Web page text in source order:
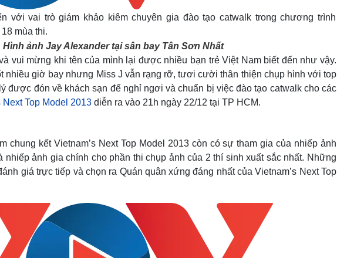
với vai trò giám khảo kiêm chuyên gia đào tạo catwalk trong chương trình
mùa thi.
Hình ảnh Jay Alexander tại sân bay Tân Sơn Nhất
vui mừng khi tên của mình lại được nhiều bạn trẻ Việt Nam biết đến như vậy.
nhiều giờ bay nhưng Miss J vẫn rạng rỡ, tươi cười thân thiện chụp hình với top
được đón về khách sạn để nghỉ ngơi và chuẩn bị việc đào tạo catwalk cho các
Next Top Model 2013 diễn ra vào 21h ngày 22/12 tại TP HCM.
chung kết Vietnam’s Next Top Model 2013 còn có sự tham gia của nhiếp ảnh
ảnh gia chính cho phần thi chụp ảnh của 2 thí sinh xuất sắc nhất. Những
giá trực tiếp và chọn ra Quán quân xứng đáng nhất của Vietnam’s Next Top